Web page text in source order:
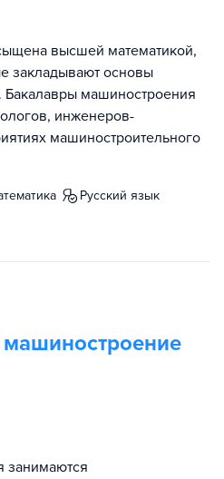
высшей математикой,
закладывают основы
машиностроения
инженеров-
машиностроительного
русский язык
машиностроение
занимаются